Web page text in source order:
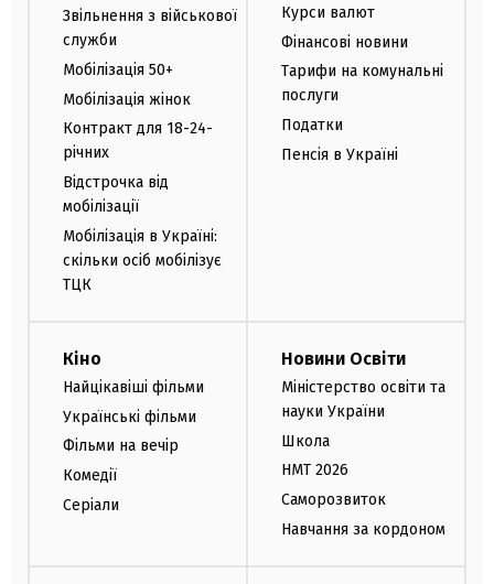
Звільнення з військової
служби
Мобілізація 50+
Мобілізація жінок
Контракт для 18-24-
річних
Відстрочка від
мобілізації
Мобілізація в Україні:
скільки осіб мобілізує
ТЦК
Курси валют
Фінансові новини
Тарифи на комунальні
послуги
Податки
Пенсія в Україні
Кіно
Найцікавіші фільми
Українські фільми
Фільми на вечір
Комедії
Серіали
Новини Освіти
Міністерство освіти та
науки України
Школа
НМТ 2026
Саморозвиток
Навчання за кордоном